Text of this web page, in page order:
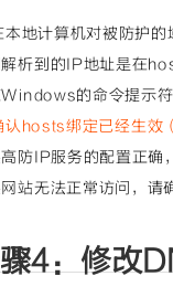
本地计算机对被防护
析到的IP地址是在
Windows的命令提示
认hosts绑定已经生效
防IP服务的配置正确
站无法正常访问，请
4：修改